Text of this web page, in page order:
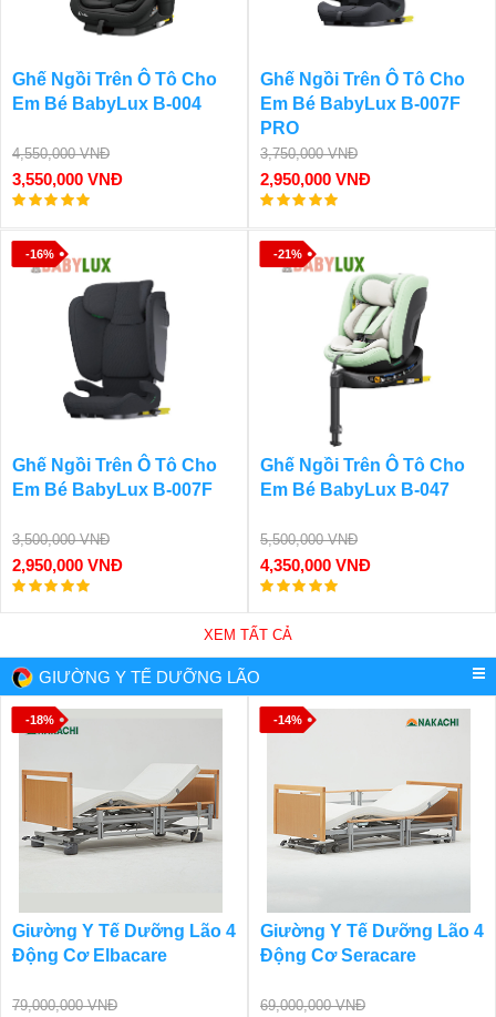
Ghế Ngồi Trên Ô Tô Cho
Em Bé BabyLux B-004
4,550,000 VNĐ
3,550,000 VNĐ
Ghế Ngồi Trên Ô Tô Cho
Em Bé BabyLux B-007F
PRO
3,750,000 VNĐ
2,950,000 VNĐ
-16%
Ghế Ngồi Trên Ô Tô Cho
Em Bé BabyLux B-007F
3,500,000 VNĐ
2,950,000 VNĐ
-21%
Ghế Ngồi Trên Ô Tô Cho
Em Bé BabyLux B-047
5,500,000 VNĐ
4,350,000 VNĐ
XEM TẤT CẢ
GIƯỜNG Y TẾ DƯỠNG LÃO
-18%
Giường Y Tế Dưỡng Lão 4
Động Cơ Elbacare
79,000,000 VNĐ
-14%
Giường Y Tế Dưỡng Lão 4
Động Cơ Seracare
69,000,000 VNĐ